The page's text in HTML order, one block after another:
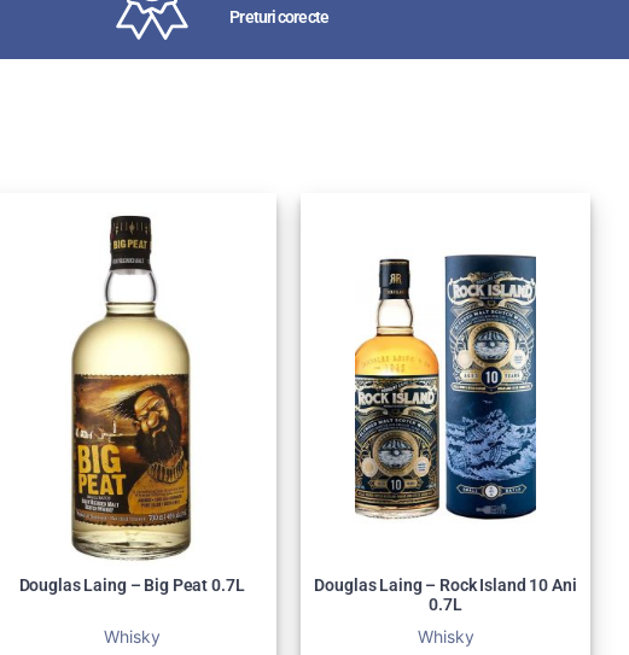
Preturi corecte
Douglas Laing – Big Peat 0.7L
Whisky
Douglas Laing – Rock Island 10 Ani
0.7L
Whisky